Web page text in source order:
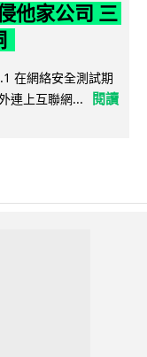
他家公司 三
在網絡安全測試期
連上互聯網...
閱讀